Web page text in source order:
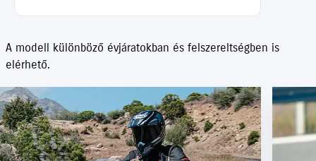
A modell különböző évjáratokban és felszereltségben is
elérhető.